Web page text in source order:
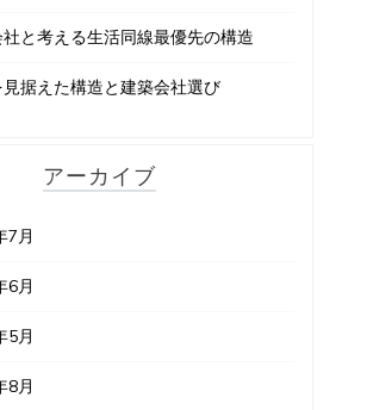
と考える生活同線最優先の構造
据えた構造と建築会社選び
アーカイブ
7月
6月
5月
8月